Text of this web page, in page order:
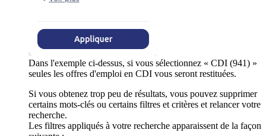
Dans l'exemple ci-dessus, si vous sélectionnez « CDI (941) »
seules les offres d'emploi en CDI vous seront restituées.
Si vous obtenez trop peu de résultats, vous pouvez supprimer
certains mots-clés ou certains filtres et critères et relancer votre
recherche.
Les filtres appliqués à votre recherche apparaissent de la façon